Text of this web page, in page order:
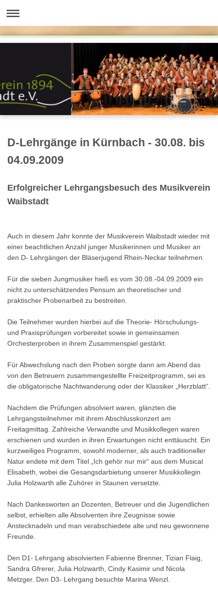
D-Lehrgänge in Kürnbach - 30.08. bis
04.09.2009
Erfolgreicher Lehrgangsbesuch des Musikverein
Waibstadt
Auch in diesem Jahr konnte der Musikverein Waibstadt wieder mit
einer beachtlichen Anzahl junger Musikerinnen und Musiker an
den D- Lehrgängen der Bläserjugend Rhein-Neckar teilnehmen.
Für die sieben Jungmusiker hieß es vom 30.08.-04.09.2009 ein
nicht zu unterschätzendes Pensum an theoretischer und
praktischer Probenarbeit zu bestreiten.
Die Teilnehmer wurden hierbei auf die Theorie- Hörschulungs-
und Praxisprüfungen vorbereitet sowie in gemeinsamen
Orchesterproben in ihrem Zusammenspiel gestärkt.
Für Abwechslung nach den Proben sorgte dann am Abend das
von den Betreuern zusammengestellte Freizeitprogramm, sei es
die obligatorische Nachtwanderung oder der Klassiker „Herzblatt“.
Nachdem die Prüfungen absolviert waren, glänzten die
Lehrgangsteilnehmer mit ihrem Abschlusskonzert am
Freitagmittag. Zahlreiche Verwandte und Musikkollegen waren
erschienen und wurden in ihren Erwartungen nicht enttäuscht. Ein
kurzweiliges Programm, sowohl moderner, als auch traditioneller
Natur endete mit dem Titel „Ich gehör nur mir“ aus dem Musical
Elisabeth, wobei die Gesangsdarbietung unserer Musikkollegin
Julia Holzwarth alle Zuhörer in Staunen versetzte.
Nach Dankesworten an Dozenten, Betreuer und die Jugendlichen
selbst, erhielten alle Absolventen ihre Zeugnisse sowie
Anstecknadeln und man verabschiedete alte und neu gewonnene
Freunde.
Den D1- Lehrgang absolvierten Fabienne Brenner, Tizian Flaig,
Sandra Gfrerer, Julia Holzwarth, Cindy Kasimir und Nicola
Metzger. Den D3- Lehrgang besuchte Marina Wenzl.